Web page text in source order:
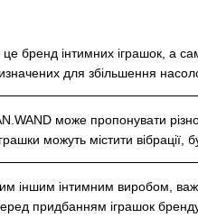
це бренд інтимних іграшок, а
для збільшення
може пропонувати
можуть містити
іншим інтимним виробом,
придбанням іграшок